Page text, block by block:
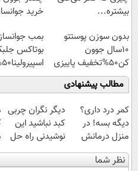
بیشتره...
خرید
ویژه
بدون سوزن پوستتو
10سال جوون
کن50%تخفیف پاییزی
بمب
بوتاکس
اسپیرولینا50%تخفیف
مطالب پیشنهادی
کمر درد داری؟
دیگه بسه! در
منزل درمانش
کن
(◀پرسش‌نامه)
دیگر نگران چربی
کبد نباشید این
نوشیدنی راه حل
شماست55%تخفیف
نظر شما